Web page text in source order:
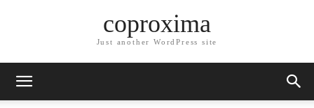
coproxima
Just another WordPress site